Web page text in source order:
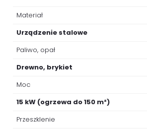
Materiał
Urządzenie stalowe
Paliwo, opał
Drewno, brykiet
Moc
15 kW (ogrzewa do 150 m²)
Przeszklenie